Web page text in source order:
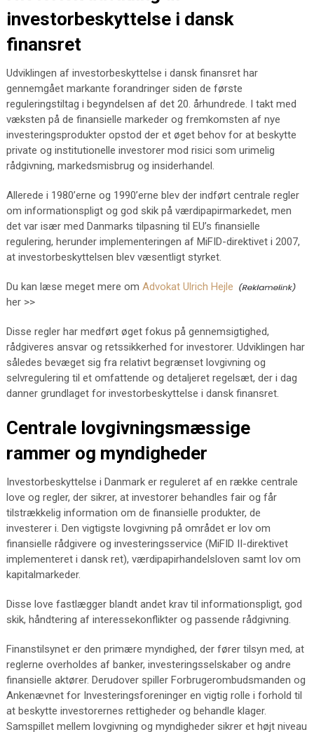
investorbeskyttelse i dansk
finansret
Udviklingen af investorbeskyttelse i dansk finansret har
gennemgået markante forandringer siden de første
reguleringstiltag i begyndelsen af det 20. århundrede. I takt med
væksten på de finansielle markeder og fremkomsten af nye
investeringsprodukter opstod der et øget behov for at beskytte
private og institutionelle investorer mod risici som urimelig
rådgivning, markedsmisbrug og insiderhandel.
Allerede i 1980’erne og 1990’erne blev der indført centrale regler
om informationspligt og god skik på værdipapirmarkedet, men
det var især med Danmarks tilpasning til EU’s finansielle
regulering, herunder implementeringen af MiFID-direktivet i 2007,
at investorbeskyttelsen blev væsentligt styrket.
Du kan læse meget mere om Advokat Ulrich Hejle
her >>
Disse regler har medført øget fokus på gennemsigtighed,
rådgiveres ansvar og retssikkerhed for investorer. Udviklingen har
således bevæget sig fra relativt begrænset lovgivning og
selvregulering til et omfattende og detaljeret regelsæt, der i dag
danner grundlaget for investorbeskyttelse i dansk finansret.
Centrale lovgivningsmæssige
rammer og myndigheder
Investorbeskyttelse i Danmark er reguleret af en række centrale
love og regler, der sikrer, at investorer behandles fair og får
tilstrækkelig information om de finansielle produkter, de
investerer i. Den vigtigste lovgivning på området er lov om
finansielle rådgivere og investeringsservice (MiFID II-direktivet
implementeret i dansk ret), værdipapirhandelsloven samt lov om
kapitalmarkeder.
Disse love fastlægger blandt andet krav til informationspligt, god
skik, håndtering af interessekonflikter og passende rådgivning.
Finanstilsynet er den primære myndighed, der fører tilsyn med, at
reglerne overholdes af banker, investeringsselskaber og andre
finansielle aktører. Derudover spiller Forbrugerombudsmanden og
Ankenævnet for Investeringsforeninger en vigtig rolle i forhold til
at beskytte investorernes rettigheder og behandle klager.
Samspillet mellem lovgivning og myndigheder sikrer et højt niveau